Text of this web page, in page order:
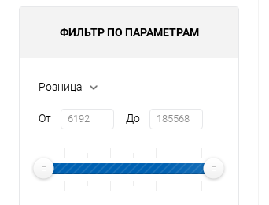
ФИЛЬТР ПО ПАРАМЕТРАМ
Розница
От До